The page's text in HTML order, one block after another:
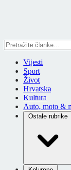
Vijesti
Sport
Život
Hrvatska
Kultura
Auto, moto &
Ostale rubrike